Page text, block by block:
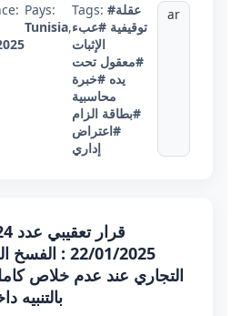
Pays:
Tunisia,
Tags: #عقلة
توقيفية #عبء
الإثبات
#معقول تحت
يده #خبرة
محاسبية
#بطاقة الزام
#اعتراض
إداري
ar
22/01/2025 :
التجاري عند عدم خلاص
بالتنبيه